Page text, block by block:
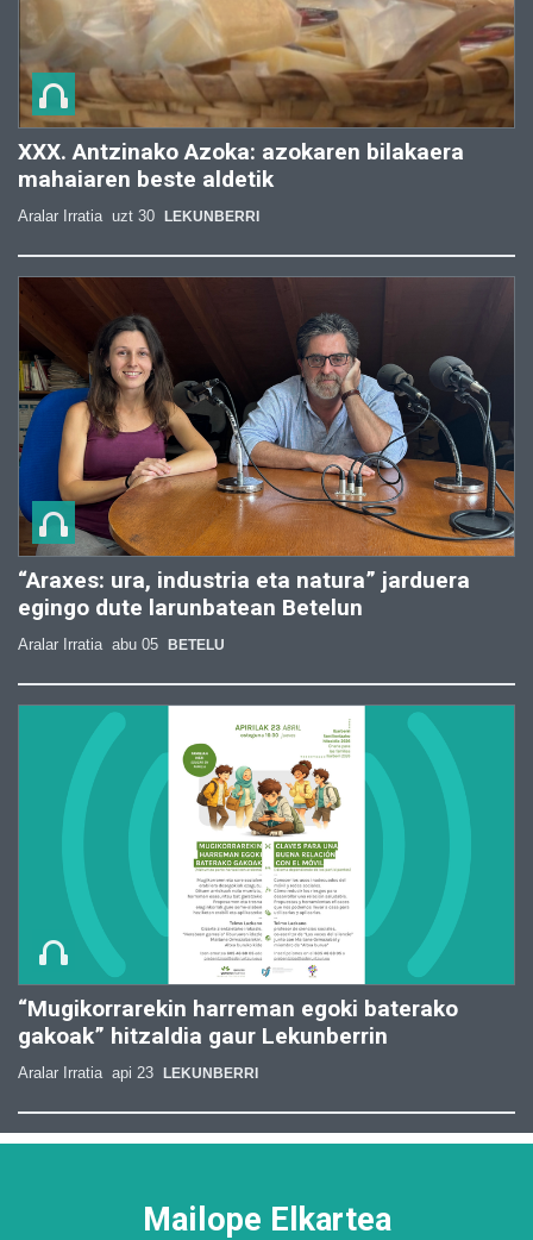
XXX. Antzinako Azoka: azokaren bilakaera
mahaiaren beste aldetik
Aralar Irratia uzt 30 LEKUNBERRI
“Araxes: ura, industria eta natura” jarduera
egingo dute larunbatean Betelun
Aralar Irratia abu 05 BETELU
“Mugikorrarekin harreman egoki baterako
gakoak” hitzaldia gaur Lekunberrin
Aralar Irratia api 23 LEKUNBERRI
Mailope Elkartea